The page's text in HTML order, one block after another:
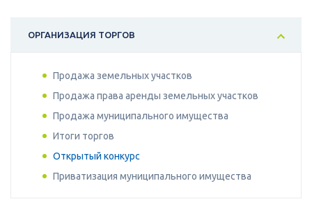
ОРГАНИЗАЦИЯ ТОРГОВ
Продажа земельных участков
Продажа права аренды земельных участков
Продажа муниципального имущества
Итоги торгов
Открытый конкурс
Приватизация муниципального имущества